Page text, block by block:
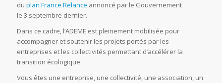
du plan France Relance annoncé par le Gouvernement
le 3 septembre dernier.
Dans ce cadre, l’ADEME est pleinement mobilisée pour
accompagner et soutenir les projets portés par les
entreprises et les collectivités permettant d’accélérer la
transition écologique.
Vous êtes une entreprise, une collectivité, une association, un